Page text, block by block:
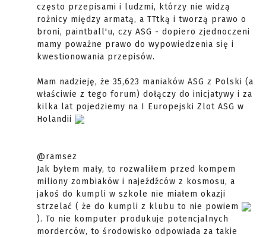
często przepisami i ludzmi, którzy nie widzą
rożnicy między armatą, a TTtką i tworzą prawo o
broni, paintball'u, czy ASG - dopiero zjednoczeni
mamy poważne prawo do wypowiedzenia się i
kwestionowania przepisów.
Mam nadzieję, że 35,623 maniaków ASG z Polski (a
właściwie z tego forum) dołączy do inicjatywy i za
kilka lat pojedziemy na I Europejski Zlot ASG w
Holandii
@ramsez
Jak byłem mały, to rozwaliłem przed kompem
miliony zombiaków i najeźdźców z kosmosu, a
jakoś do kumpli w szkole nie miałem okazji
strzelać ( że do kumpli z klubu to nie powiem
). To nie komputer produkuje potencjalnych
morderców, to środowisko odpowiada za takie